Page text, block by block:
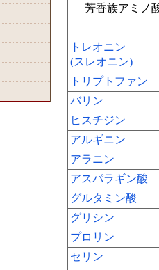
芳香族アミノ
トレオニン
(スレオニン)
トリプトファン
バリン
ヒスチジン
アルギニン
アラニン
アスパラギン酸
グルタミン酸
グリシン
プロリン
セリン